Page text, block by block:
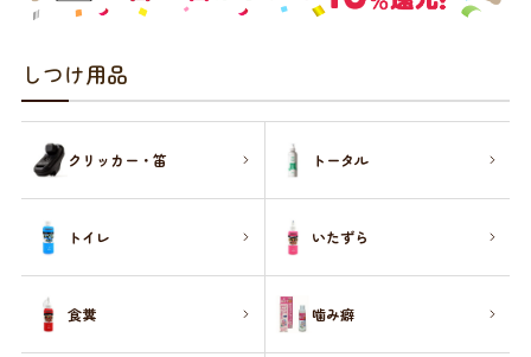
美容・ケア用品 服・おさんぽ用品
日用品（デイリー）
トリマーグッズ シニアサポート
お問い合わせ
しつけ用品
クリッカー・笛 トータル
トイレ いたずら
食糞 噛み癖